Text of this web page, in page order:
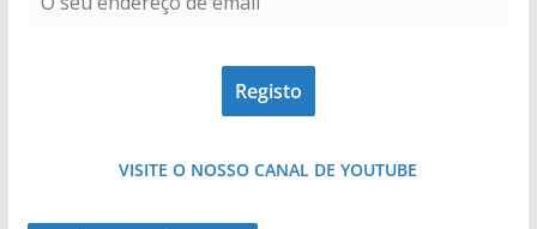
VISITE O NOSSO CANAL DE YOUTUBE